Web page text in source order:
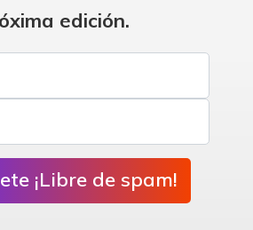
edición.
¡Libre de spam!